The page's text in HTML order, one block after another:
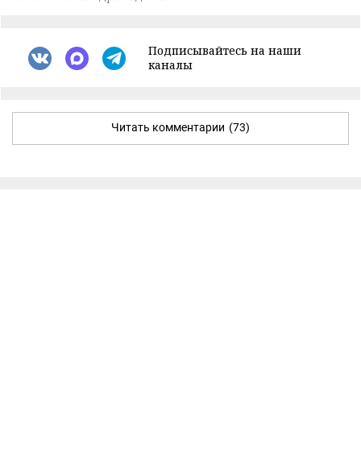
Подписывайтесь на наши
каналы
Читать комментарии (73)